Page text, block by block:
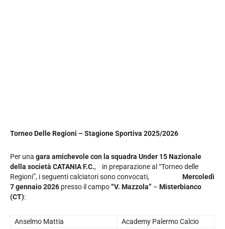
Torneo Delle Regioni – Stagione Sportiva 2025/2026
Per una gara amichevolecon la squadra Under 15 Nazionale
della società CATANIA F.C., in preparazione al “Torneo delle
Regioni”, i seguenti calciatori sono convocati, Mercoledì
7 gennaio 2026 presso il campo“V. Mazzola” – Misterbianco
(CT):
Anselmo Mattia Academy Palermo Calcio